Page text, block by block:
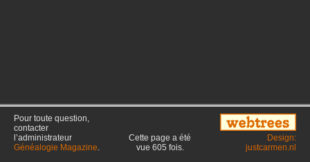
Pour toute question,
contacter
l’administrateur
Généalogie Magazine.
Cette page a été
vue 605 fois.
Design:
justcarmen.nl